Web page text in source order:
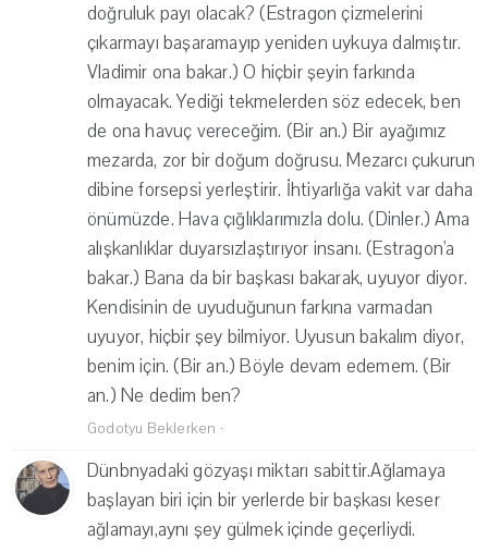
doğruluk payı olacak? (Estragon çizmelerini
çıkarmayı başaramayıp yeniden uykuya dalmıştır.
Vladimir ona bakar.) O hiçbir şeyin farkında
olmayacak. Yediği tekmelerden söz edecek, ben
de ona havuç vereceğim. (Bir an.) Bir ayağımız
mezarda, zor bir doğum doğrusu. Mezarcı çukurun
dibine forsepsi yerleştirir. İhtiyarlığa vakit var daha
önümüzde. Hava çığlıklarımızla dolu. (Dinler.) Ama
alışkanlıklar duyarsızlaştırıyor insanı. (Estragon'a
bakar.) Bana da bir başkası bakarak, uyuyor diyor.
Kendisinin de uyuduğunun farkına varmadan
uyuyor, hiçbir şey bilmiyor. Uyusun bakalım diyor,
benim için. (Bir an.) Böyle devam edemem. (Bir
an.) Ne dedim ben?
Godotyu Beklerken ·
Dünbnyadaki gözyaşı miktarı sabittir.Ağlamaya
başlayan biri için bir yerlerde bir başkası keser
ağlamayı,aynı şey gülmek içinde geçerliydi.